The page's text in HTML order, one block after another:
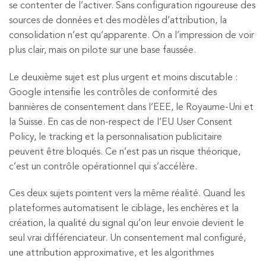
se contenter de l’activer. Sans configuration rigoureuse des
sources de données et des modèles d’attribution, la
consolidation n’est qu’apparente. On a l’impression de voir
plus clair, mais on pilote sur une base faussée.
Le deuxième sujet est plus urgent et moins discutable :
Google intensifie les contrôles de conformité des
bannières de consentement dans l’EEE, le Royaume-Uni et
la Suisse. En cas de non-respect de l’EU User Consent
Policy, le tracking et la personnalisation publicitaire
peuvent être bloqués. Ce n’est pas un risque théorique,
c’est un contrôle opérationnel qui s’accélère.
Ces deux sujets pointent vers la même réalité. Quand les
plateformes automatisent le ciblage, les enchères et la
création, la qualité du signal qu’on leur envoie devient le
seul vrai différenciateur. Un consentement mal configuré,
une attribution approximative, et les algorithmes